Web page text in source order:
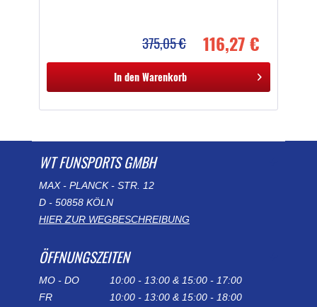
116,27 €
375,05 €
In den Warenkorb
WT FUNSPORTS GMBH
MAX - PLANCK - STR. 12
D - 50858 KÖLN
HIER ZUR WEGBESCHREIBUNG
ÖFFNUNGSZEITEN
MO - DO
10:00 - 13:00 & 15:00 - 17:00
FR
10:00 - 13:00 & 15:00 - 18:00